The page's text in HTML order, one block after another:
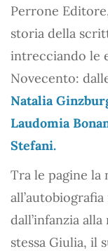
Perrone
storia della
intrecciando le
Novecento:
Natalia
Laudomia
Stefani.
Tra le pagine la
dall’infanzia
stessa Giulia, il